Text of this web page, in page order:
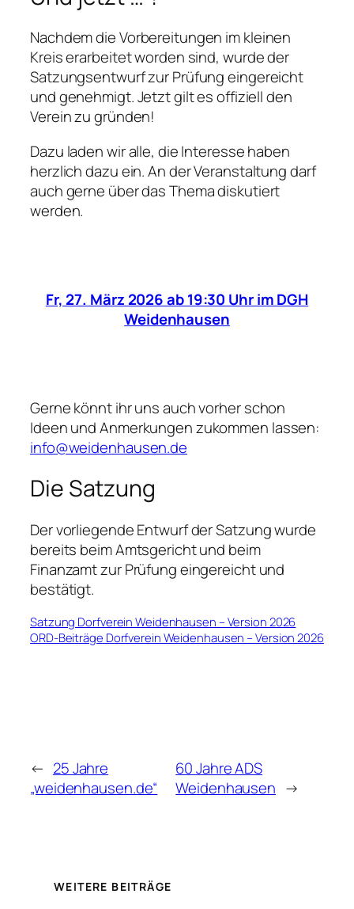
Nachdem die Vorbereitungen im kleinen
Kreis erarbeitet worden sind, wurde der
Satzungsentwurf zur Prüfung eingereicht
und genehmigt. Jetzt gilt es offiziell den
Verein zu gründen!
Dazu laden wir alle, die Interesse haben
herzlich dazu ein. An der Veranstaltung darf
auch gerne über das Thema diskutiert
werden.
Fr, 27. März 2026 ab 19:30 Uhr im DGH
Weidenhausen
Gerne könnt ihr uns auch vorher schon
Ideen und Anmerkungen zukommen lassen:
info@weidenhausen.de
Die Satzung
Der vorliegende Entwurf der Satzung wurde
bereits beim Amtsgericht und beim
Finanzamt zur Prüfung eingereicht und
bestätigt.
Satzung Dorfverein Weidenhausen – Version 2026
ORD-Beiträge Dorfverein Weidenhausen – Version 2026
← 25 Jahre
„weidenhausen.de“
60 Jahre ADS
Weidenhausen →
WEITERE BEITRÄGE